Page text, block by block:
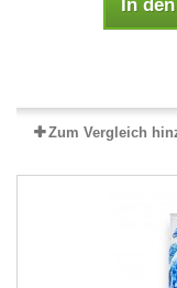
In
Zum Vergleich